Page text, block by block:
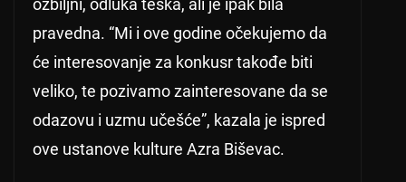
ozbiljni, odluka teška, ali je ipak bila
pravedna. “Mi i ove godine očekujemo da
će interesovanje za konkusr takođe biti
veliko, te pozivamo zainteresovane da se
odazovu i uzmu učešće”, kazala je ispred
ove ustanove kulture Azra Biševac.